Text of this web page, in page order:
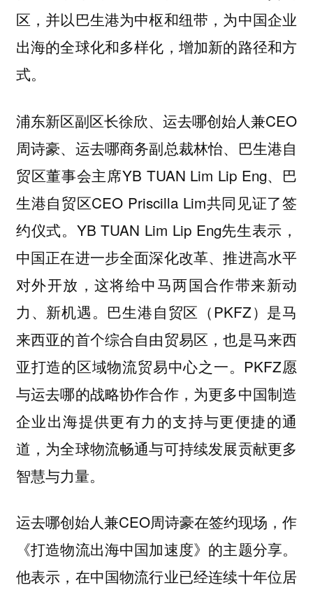
区，并以巴生港为中枢和纽带，为中国企业
出海的全球化和多样化，增加新的路径和方
式。
浦东新区副区长徐欣、运去哪创始人兼CEO
周诗豪、运去哪商务副总裁林怡、巴生港自
贸区董事会主席YB TUAN Lim Lip Eng、巴
生港自贸区CEO Priscilla Lim共同见证了签
约仪式。YB TUAN Lim Lip Eng先生表示，
中国正在进一步全面深化改革、推进高水平
对外开放，这将给中马两国合作带来新动
力、新机遇。巴生港自贸区（PKFZ）是马
来西亚的首个综合自由贸易区，也是马来西
亚打造的区域物流贸易中心之一。PKFZ愿
与运去哪的战略协作合作，为更多中国制造
企业出海提供更有力的支持与更便捷的通
道，为全球物流畅通与可持续发展贡献更多
智慧与力量。
运去哪创始人兼CEO周诗豪在签约现场，作
《打造物流出海中国加速度》的主题分享。
他表示，在中国物流行业已经连续十年位居